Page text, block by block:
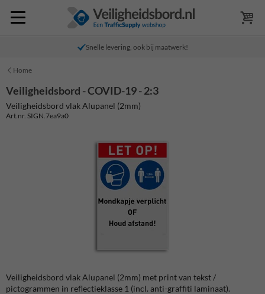
Snelle levering, ook bij maatwerk!
Home
Veiligheidsbord - COVID-19 - 2:3
Veiligheidsbord vlak Alupanel (2mm)
Art.nr. SIGN.7ea9a0
Veiligheidsbord vlak Alupanel (2mm) met print van tekst /
pictogrammen in reflectieklasse 1 (incl. anti-graffiti laminaat).